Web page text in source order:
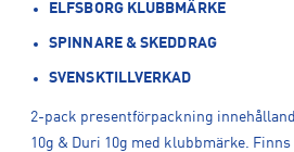
ELFSBORG KLUBBMÄRKE
SPINNARE & SKEDDRAG
SVENSKTILLVERKAD
2-pack presentförpackning
10g & Duri 10g med klubbmärke.